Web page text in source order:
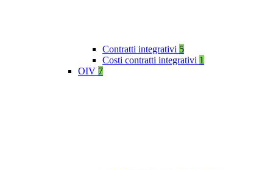
Contratti integrativi 5
Costi contratti integrativi 1
OIV 7